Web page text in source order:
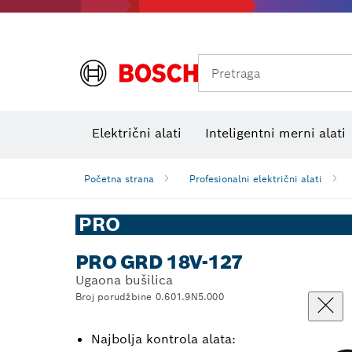
Pretraga
Električni alati Inteligentni merni alati
Početna strana Profesionalni električni alati
PRO
PRO GRD 18V-127
Ugaona bušilica
Broj porudžbine 0.601.9N5.000
Najbolja kontrola alata: